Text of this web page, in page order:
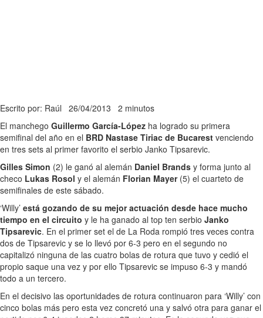
Escrito por: Raúl 26/04/2013 2 minutos
El manchego Guillermo García-López ha logrado su primera
semifinal del año en el BRD Nastase Tiriac de Bucarest venciendo
en tres sets al primer favorito el serbio Janko Tipsarevic.
Gilles Simon (2) le ganó al alemán Daniel Brands y forma junto al
checo Lukas Rosol y el alemán Florian Mayer(5) el cuarteto de
semifinales de este sábado.
‘Willy’ está gozando de su mejor actuación desde hace mucho
tiempo en el circuito y le ha ganado al top ten serbio Janko
Tipsarevic. En el primer set el de La Roda rompió tres veces contra
dos de Tipsarevic y se lo llevó por 6-3 pero en el segundo no
capitalizó ninguna de las cuatro bolas de rotura que tuvo y cedió el
propio saque una vez y por ello Tipsarevic se impuso 6-3 y mandó
todo a un tercero.
En el decisivo las oportunidades de rotura continuaron para ‘Willy’ con
cinco bolas más pero esta vez concretó una y salvó otra para ganar el